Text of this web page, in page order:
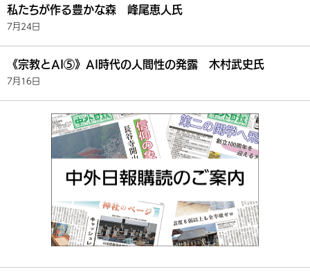
私たちが作る豊かな森 峰尾恵人氏
7月24日
《宗教とAI⑤》AI時代の人間性の発露 木村武史氏
7月16日